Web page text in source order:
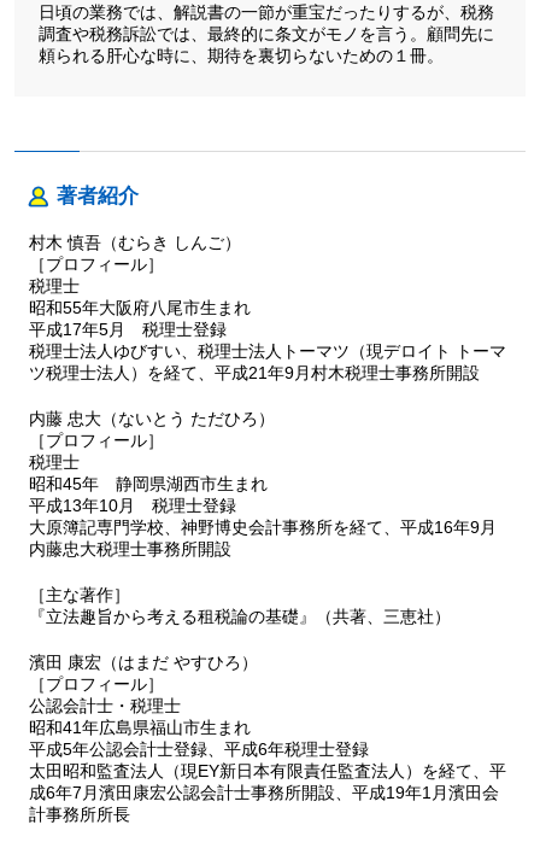
日頃の業務では、解説書の一節が重宝だったりするが、税務
調査や税務訴訟では、最終的に条文がモノを言う。顧問先に
頼られる肝心な時に、期待を裏切らないための１冊。
著者紹介
村木 慎吾（むらき しんご）
［プロフィール］
税理士
昭和55年大阪府八尾市生まれ
平成17年5月 税理士登録
税理士法人ゆびすい、税理士法人トーマツ（現デロイト トーマ
ツ税理士法人）を経て、平成21年9月村木税理士事務所開設
内藤 忠大（ないとう ただひろ）
［プロフィール］
税理士
昭和45年 静岡県湖西市生まれ
平成13年10月 税理士登録
大原簿記専門学校、神野博史会計事務所を経て、平成16年9月
内藤忠大税理士事務所開設
［主な著作］
『立法趣旨から考える租税論の基礎』（共著、三恵社）
濱田 康宏（はまだ やすひろ）
［プロフィール］
公認会計士・税理士
昭和41年広島県福山市生まれ
平成5年公認会計士登録、平成6年税理士登録
太田昭和監査法人（現EY新日本有限責任監査法人）を経て、平
成6年7月濱田康宏公認会計士事務所開設、平成19年1月濱田会
計事務所所長